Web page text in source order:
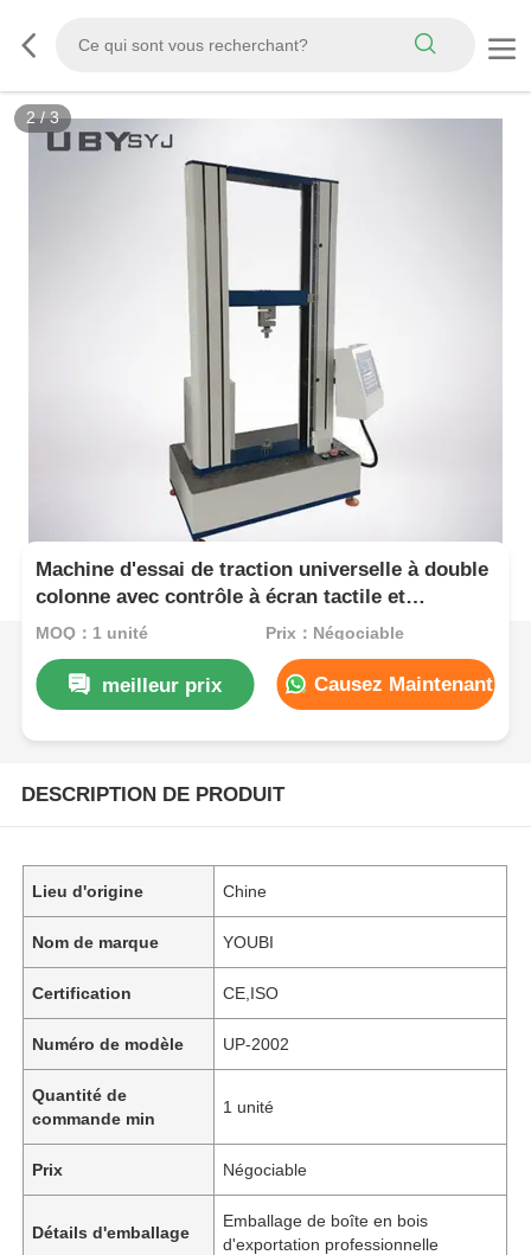
3/3
Machine d'essai de traction universelle à double
colonne avec contrôle à écran tactile et
appareils interchangeables
MOQ：1 unité Prix：Négociable
meilleur prix Causez Maintenant
DESCRIPTION DE PRODUIT
Lieu d'origine Chine
Nom de marque YOUBI
Certification CE,ISO
Numéro de modèle UP-2002
Quantité de
commande min
1 unité
Prix Négociable
Détails d'emballage
Emballage de boîte en bois
d'exportation professionnelle